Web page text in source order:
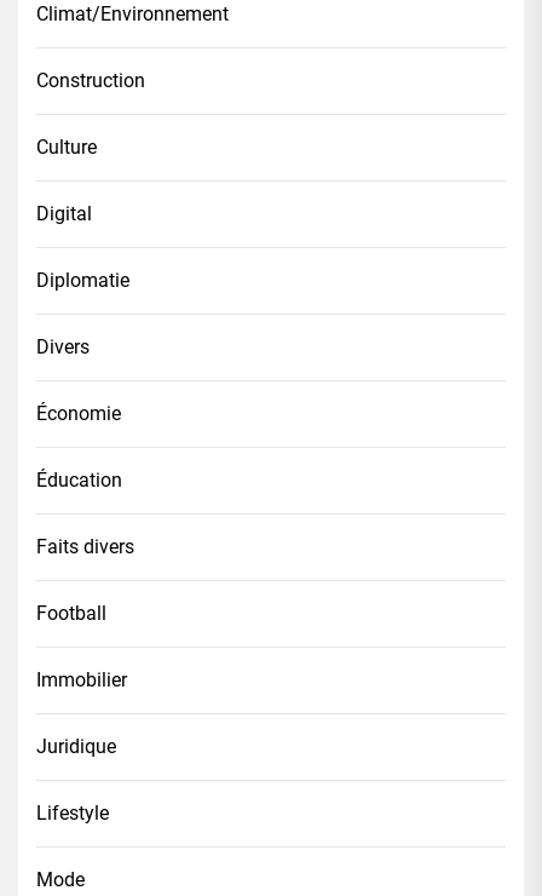
Climat/Environnement
Construction
Culture
Digital
Diplomatie
Divers
Économie
Éducation
Faits divers
Football
Immobilier
Juridique
Lifestyle
Mode